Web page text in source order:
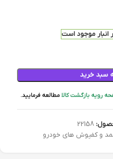
سبد خرید
رویه بازگشت کالامطالعه فرمایید.
22158
و کفپوش های خودرو